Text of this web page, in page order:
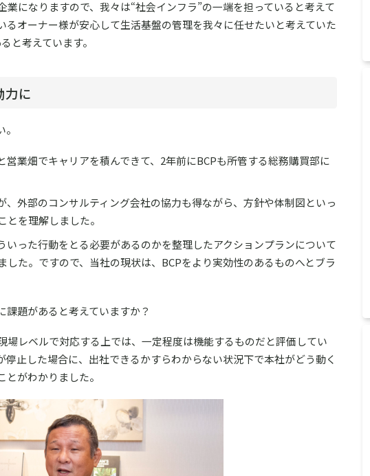
になりますので、我々は“社会インフラ”の一端を担っていると考えて
オーナー様が安心して生活基盤の管理を我々に任せたいと考えていた
と考えています。
力に
営業畑でキャリアを積んできて、2年前にBCPも所管する総務購買部に
外部のコンサルティング会社の協力も得ながら、方針や体制図といっ
を理解しました。
った行動をとる必要があるのかを整理したアクションプランについて
た。ですので、当社の現状は、BCPをより実効性のあるものへとブラ
課題があると考えていますか？
レベルで対応する上では、一定程度は機能するものだと評価してい
止した場合に、出社できるかすらわからない状況下で本社がどう動く
がわかりました。